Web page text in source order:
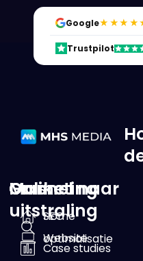
Google
Trustpilot
Online
uitstraling
Website
Marketing
SEO
optimalisatie
Ga snel naar
Home
Case studies